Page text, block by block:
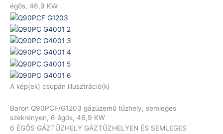
égős, 46,9 KW
A kép(ek) csupán illusztráció(k)
Baron Q90PCF/G1203 gázüzemű tűzhely, semleges
szekrényen, 6 égős, 46,9 KW
6 ÉGŐS GÁZTŰZHELY GÁZTŰZHELYEN ÉS SEMLEGES